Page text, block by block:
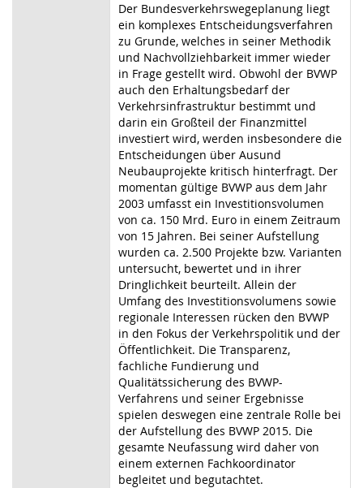
Der Bundesverkehrswegeplanung liegt
ein komplexes Entscheidungsverfahren
zu Grunde, welches in seiner Methodik
und Nachvollziehbarkeit immer wieder
in Frage gestellt wird. Obwohl der BVWP
auch den Erhaltungsbedarf der
Verkehrsinfrastruktur bestimmt und
darin ein Großteil der Finanzmittel
investiert wird, werden insbesondere die
Entscheidungen über Ausund
Neubauprojekte kritisch hinterfragt. Der
momentan gültige BVWP aus dem Jahr
2003 umfasst ein Investitionsvolumen
von ca. 150 Mrd. Euro in einem Zeitraum
von 15 Jahren. Bei seiner Aufstellung
wurden ca. 2.500 Projekte bzw. Varianten
untersucht, bewertet und in ihrer
Dringlichkeit beurteilt. Allein der
Umfang des Investitionsvolumens sowie
regionale Interessen rücken den BVWP
in den Fokus der Verkehrspolitik und der
Öffentlichkeit. Die Transparenz,
fachliche Fundierung und
Qualitätssicherung des BVWP-
Verfahrens und seiner Ergebnisse
spielen deswegen eine zentrale Rolle bei
der Aufstellung des BVWP 2015. Die
gesamte Neufassung wird daher von
einem externen Fachkoordinator
begleitet und begutachtet.